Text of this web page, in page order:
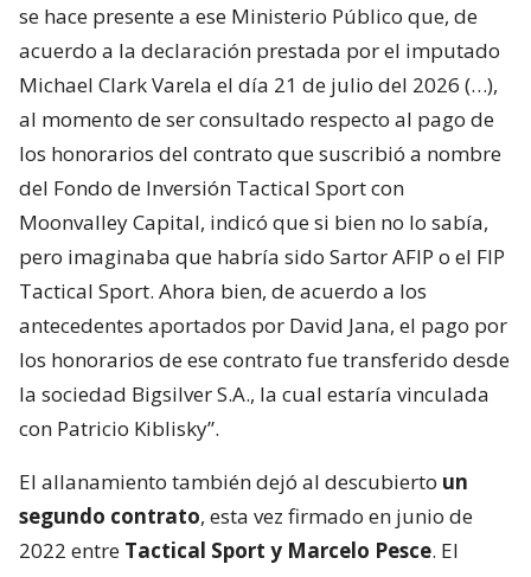
se hace presente a ese Ministerio Público que, de
acuerdo a la declaración prestada por el imputado
Michael Clark Varela el día 21 de julio del 2026 (…),
al momento de ser consultado respecto al pago de
los honorarios del contrato que suscribió a nombre
del Fondo de Inversión Tactical Sport con
Moonvalley Capital, indicó que si bien no lo sabía,
pero imaginaba que habría sido Sartor AFIP o el FIP
Tactical Sport. Ahora bien, de acuerdo a los
antecedentes aportados por David Jana, el pago por
los honorarios de ese contrato fue transferido desde
la sociedad Bigsilver S.A., la cual estaría vinculada
con Patricio Kiblisky”.
El allanamiento también dejó al descubierto un
segundo contrato, esta vez firmado en junio de
2022 entre Tactical Sport y Marcelo Pesce. El